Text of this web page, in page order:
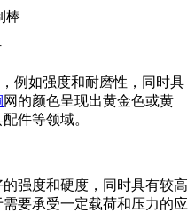
棒
例如强度和耐磨性，同时具
网的颜色呈现出黄金色或黄
件等领域。
强度和硬度，同时具有较高
需要承受一定载荷和压力的应